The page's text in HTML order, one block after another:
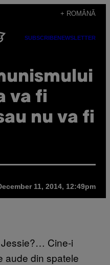
+ ROMÂNĂ
SUBSCRIBENEWSLETTER
va fi
nu va fi
11, 2014, 12:49pm
Cine-i
aude din spatele